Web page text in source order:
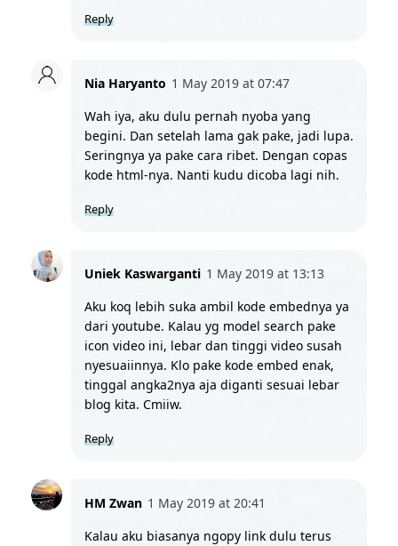
Reply
Nia Haryanto 1 May 2019 at 07:47
Wah iya, aku dulu pernah nyoba yang
begini. Dan setelah lama gak pake, jadi lupa.
Seringnya ya pake cara ribet. Dengan copas
kode html-nya. Nanti kudu dicoba lagi nih.
Reply
Uniek Kaswarganti 1 May 2019 at 13:13
Aku koq lebih suka ambil kode embednya ya
dari youtube. Kalau yg model search pake
icon video ini, lebar dan tinggi video susah
nyesuaiinnya. Klo pake kode embed enak,
tinggal angka2nya aja diganti sesuai lebar
blog kita. Cmiiw.
Reply
HM Zwan 1 May 2019 at 20:41
Kalau aku biasanya ngopy link dulu terus